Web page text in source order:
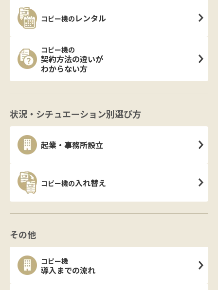
コピー機の レンタル
コピー機の
契約方法の違いが
わからない方
状況・シチュエーション別選び方
起業・事務所設立
コピー機の入れ替え
その他
コピー機
導入までの流れ